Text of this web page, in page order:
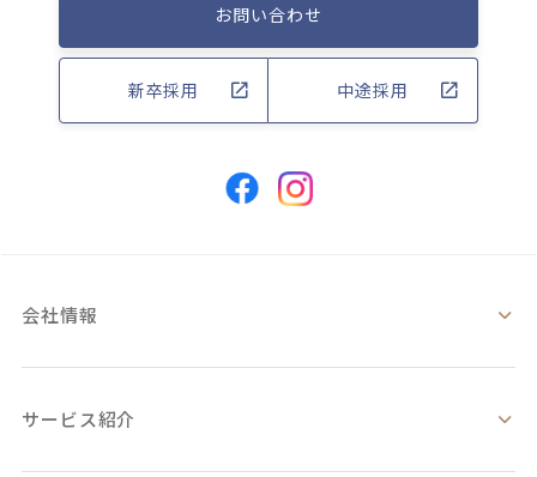
お問い合わせ
新卒採用 中途採用
会社情報
サービス紹介